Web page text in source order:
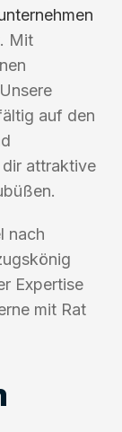
Mit
auf den
attraktive
nach
Expertise
mit Rat